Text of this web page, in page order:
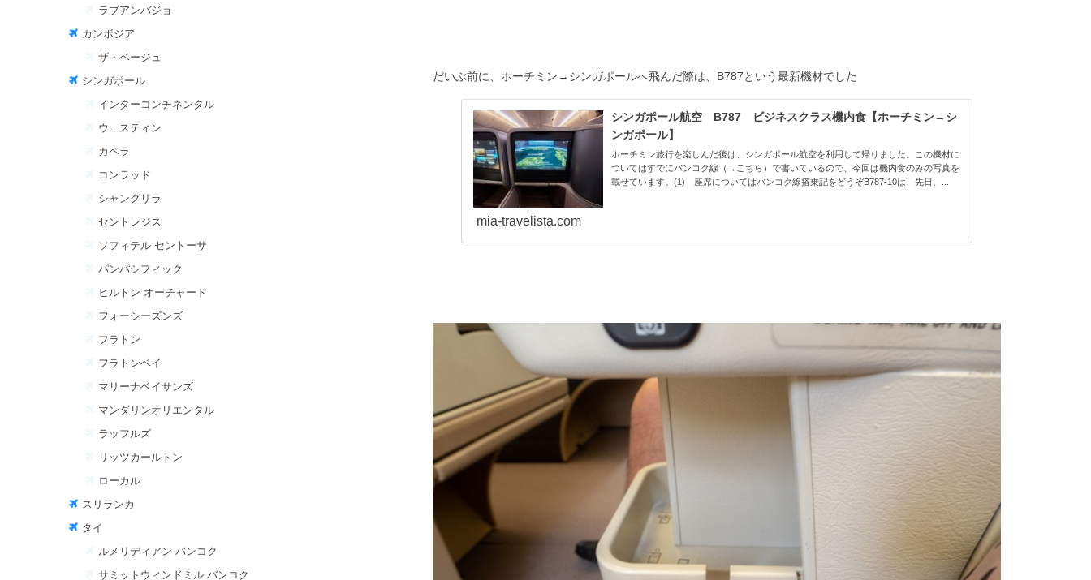
だいぶ前に、ホーチミン→シンガポールへ飛んだ際は、B787という最新機材でした
シンガポール航空 B787 ビジネスクラス機内食【ホーチミン→シ
ンガポール】
ホーチミン旅行を楽しんだ後は、シンガポール航空を利用して帰りました。この機材に
ついてはすでにバンコク線（→こちら）で書いているので、今回は機内食のみの写真を
載せています。(1) 座席についてはバンコク線搭乗記をどうぞB787-10は、先日、...
mia-travelista.com
ラブアンバジョ
カンボジア
ザ・ベージュ
シンガポール
インターコンチネンタル
ウェスティン
カペラ
コンラッド
シャングリラ
セントレジス
ソフィテル セントーサ
パンパシフィック
ヒルトン オーチャード
フォーシーズンズ
フラトン
フラトンベイ
マリーナベイサンズ
マンダリンオリエンタル
ラッフルズ
リッツカールトン
ローカル
スリランカ
タイ
ルメリディアン バンコク
サミットウィンドミル バンコク